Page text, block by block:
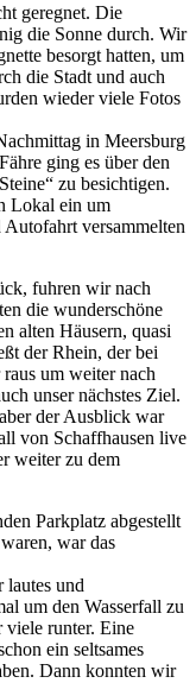
geregnet. Die
die Sonne durch. Wir
besorgt hatten, um
die Stadt und auch
wieder viele Fotos
in Meersburg
ging es über den
zu besichtigen.
Lokal ein um
versammelten
fuhren wir nach
die wunderschöne
alten Häusern, quasi
der Rhein, der bei
um weiter nach
unser nächstes Ziel.
der Ausblick war
von Schaffhausen live
weiter zu dem
Parkplatz abgestellt
war das
lautes und
um den Wasserfall zu
viele runter. Eine
ein seltsames
Dann konnten wir